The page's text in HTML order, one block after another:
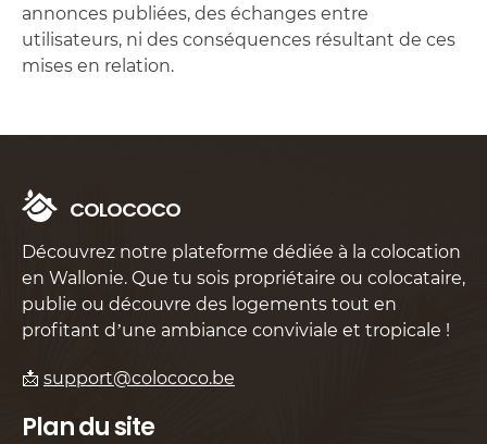
annonces publiées, des échanges entre
utilisateurs, ni des conséquences résultant de ces
mises en relation.
COLOCOCO
Découvrez notre plateforme dédiée à la colocation
en Wallonie. Que tu sois propriétaire ou colocataire,
publie ou découvre des logements tout en
profitant d’une ambiance conviviale et tropicale !
📩 support@colococo.be
Plan du site